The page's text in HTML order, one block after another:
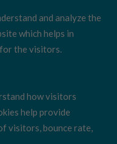
and analyze the
which helps in
the visitors.
how visitors
help provide
visitors, bounce rate,